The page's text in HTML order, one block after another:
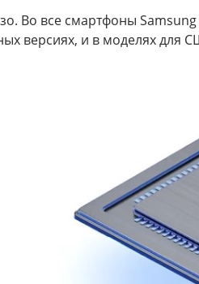
Во все смартфоны
версиях, и в моделях для